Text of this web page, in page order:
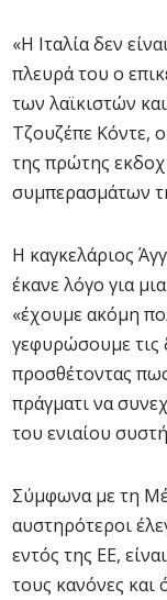
«Η Ιταλία δεν
πλευρά του ο
των λαϊκιστών
Τζουζέπε Κόντε,
της πρώτης
συμπερασμάτων
Η καγκελάριος
έκανε λόγο για
«έχουμε ακόμη
γεφυρώσουμε τις
προσθέτοντας
πράγματι να
του ενιαίου
Σύμφωνα με τη
αυστηρότεροι
εντός της ΕΕ,
τους κανόνες και